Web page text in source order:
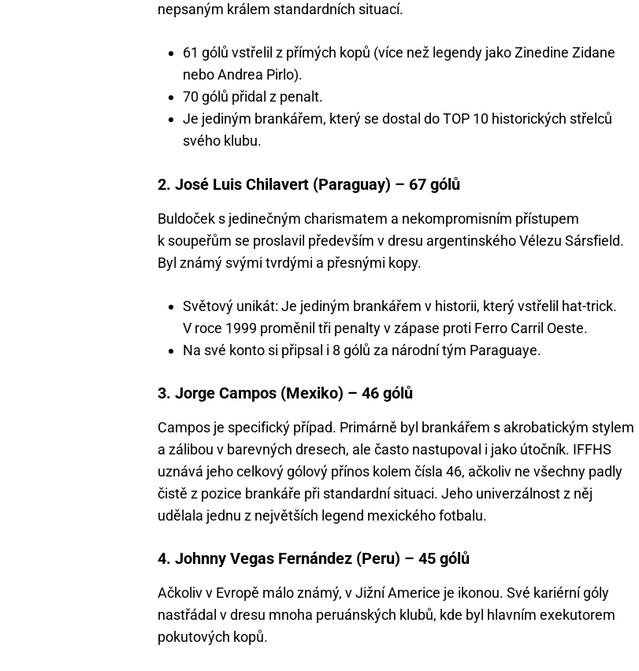
nepsaným králem standardních situací.
61 gólů vstřelil z přímých kopů (více než legendy jako Zinedine Zidane
nebo Andrea Pirlo).
70 gólů přidal z penalt.
Je jediným brankářem, který se dostal do TOP 10 historických střelců
svého klubu.
2. José Luis Chilavert (Paraguay) – 67 gólů
Buldoček s jedinečným charismatem a nekompromisním přístupem
k soupeřům se proslavil především v dresu argentinského Vélezu Sársfield.
Byl známý svými tvrdými a přesnými kopy.
Světový unikát: Je jediným brankářem v historii, který vstřelil hat-trick.
V roce 1999 proměnil tři penalty v zápase proti Ferro Carril Oeste.
Na své konto si připsal i 8 gólů za národní tým Paraguaye.
3. Jorge Campos (Mexiko) – 46 gólů
Campos je specifický případ. Primárně byl brankářem s akrobatickým stylem
a zálibou v barevných dresech, ale často nastupoval i jako útočník. IFFHS
uznává jeho celkový gólový přínos kolem čísla 46, ačkoliv ne všechny padly
čistě z pozice brankáře při standardní situaci. Jeho univerzálnost z něj
udělala jednu z největších legend mexického fotbalu.
4. Johnny Vegas Fernández (Peru) – 45 gólů
Ačkoliv v Evropě málo známý, v Jižní Americe je ikonou. Své kariérní góly
nastřádal v dresu mnoha peruánských klubů, kde byl hlavním exekutorem
pokutových kopů.